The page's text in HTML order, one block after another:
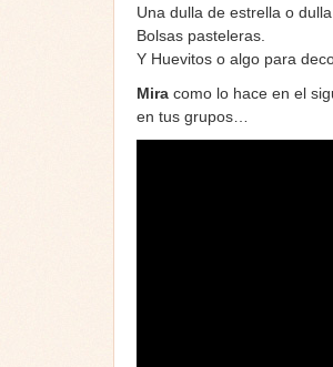
Una dulla de estrella o dulla
Bolsas pasteleras.
Y Huevitos o algo para
Mira como lo hace en el
en tus grupos…